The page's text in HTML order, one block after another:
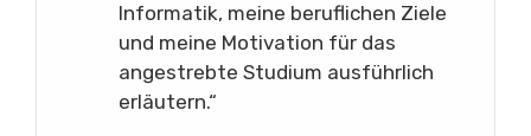
Informatik, meine beruflichen Ziele
und meine Motivation für das
angestrebte Studium ausführlich
erläutern.“